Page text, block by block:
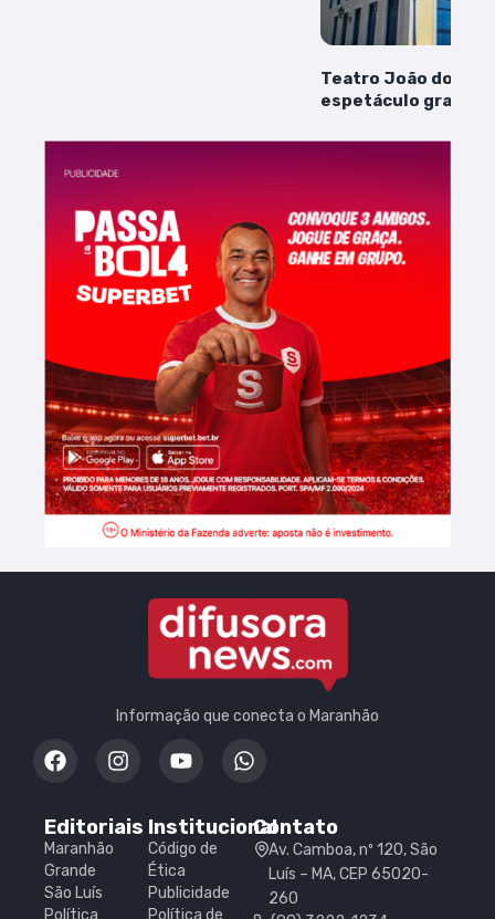
Teatro João do
espetáculo
Teatro
Informação que conecta o Maranhão
Editoriais
Maranhão
Grande
São Luís
Política
Institucional
Código de
Ética
Publicidade
Política de
Contato
Av. Camboa, nº 120, São
Luís – MA, CEP 65020-
260